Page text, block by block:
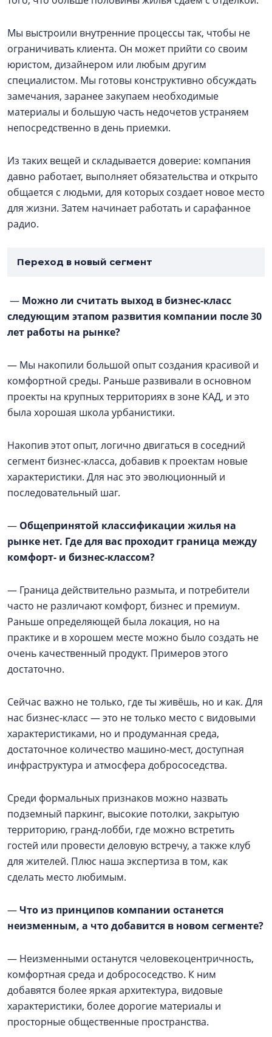
Мы выстроили внутренние процессы так, чтобы не
ограничивать клиента. Он может прийти со своим
юристом, дизайнером или любым другим
специалистом. Мы готовы конструктивно обсуждать
замечания, заранее закупаем необходимые
материалы и большую часть недочетов устраняем
непосредственно в день приемки.
Из таких вещей и складывается доверие: компания
давно работает, выполняет обязательства и открыто
общается с людьми, для которых создает новое место
для жизни. Затем начинает работать и сарафанное
радио.
Переход в новый сегмент
— Можно ли считать выход в бизнес-класс
следующим этапом развития компании после 30
лет работы на рынке?
— Мы накопили большой опыт создания красивой и
комфортной среды. Раньше развивали в основном
проекты на крупных территориях в зоне КАД, и это
была хорошая школа урбанистики.
Накопив этот опыт, логично двигаться в соседний
сегмент бизнес-класса, добавив к проектам новые
характеристики. Для нас это эволюционный и
последовательный шаг.
— Общепринятой классификации жилья на
рынке нет. Где для вас проходит граница между
комфорт- и бизнес-классом?
— Граница действительно размыта, и потребители
часто не различают комфорт, бизнес и премиум.
Раньше определяющей была локация, но на
практике и в хорошем месте можно было создать не
очень качественный продукт. Примеров этого
достаточно.
Сейчас важно не только, где ты живёшь, но и как. Для
нас бизнес-класс — это не только место с видовыми
характеристиками, но и продуманная среда,
достаточное количество машино-мест, доступная
инфраструктура и атмосфера добрососедства.
Среди формальных признаков можно назвать
подземный паркинг, высокие потолки, закрытую
территорию, гранд-лобби, где можно встретить
гостей или провести деловую встречу, а также клуб
для жителей. Плюс наша экспертиза в том, как
сделать место любимым.
—Что из принципов компании останется
неизменным, а что добавится в новом сегменте?
— Неизменными останутся человекоцентричность,
комфортная среда и добрососедство. К ним
добавятся более яркая архитектура, видовые
характеристики, более дорогие материалы и
просторные общественные пространства.